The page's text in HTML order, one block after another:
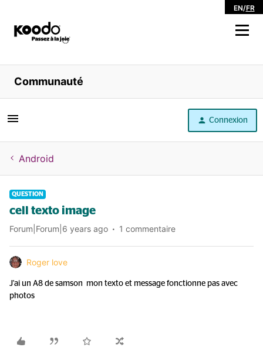
EN/FR
Magasiner
Libre service
Aide
Communauté
Connexion
Android
QUESTION
cell texto image
Forum|Forum|6 years ago 1 commentaire
Roger love
J'ai un A8 de samson mon texto et message fonctionne pas avec
photos